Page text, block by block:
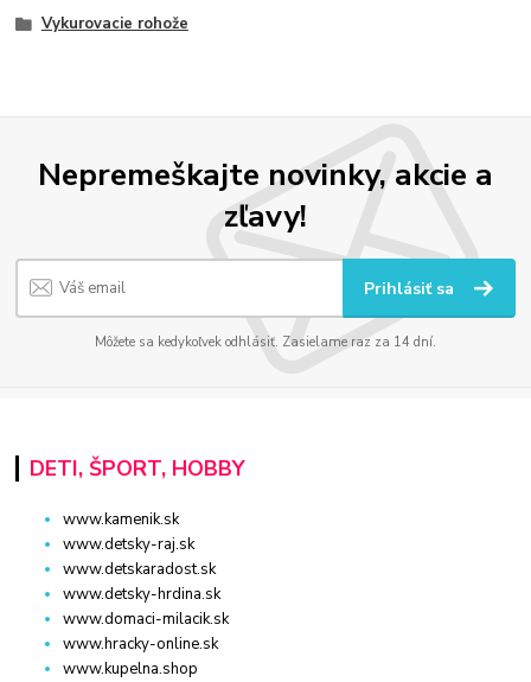
Vykurovacie rohože
Nepremeškajte novinky, akcie a
zľavy!
Prihlásiť sa
Môžete sa kedykoľvek odhlásiť. Zasielame raz za 14 dní.
DETI, ŠPORT, HOBBY
www.kamenik.sk
www.detsky-raj.sk
www.detskaradost.sk
www.detsky-hrdina.sk
www.domaci-milacik.sk
www.hracky-online.sk
www.kupelna.shop